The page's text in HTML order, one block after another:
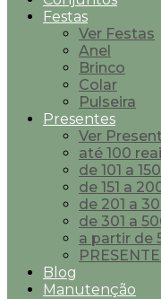
Festas
Ver Festas
Anel
Brinco
Colar
Pulseira
Presentes
Ver
até 100
de 101 a
de 151 a
de 201 a
de 301 a
a partir de
Blog
Manutenção